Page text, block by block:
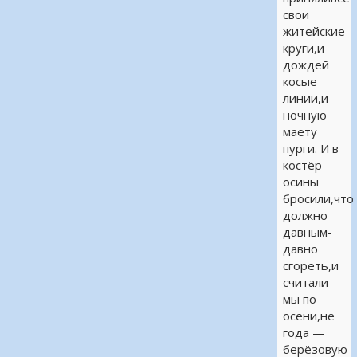
свои
житейские
круги,и
дождей
косые
линии,и
ночную
маету
пурги. И в
костёр
осины
бросили,что
должно
давным-
давно
сгореть,и
считали
мы по
осени,не
года —
берёзовую